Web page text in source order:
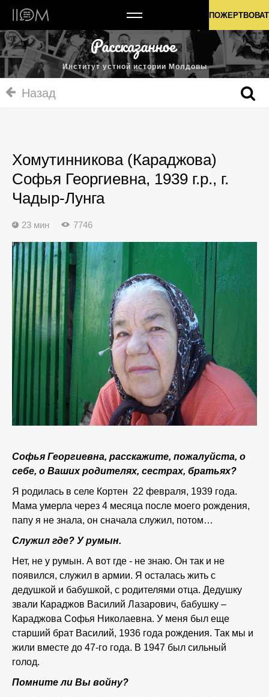
Институт устной истории Молдовы
Институт устной истории Молдовы
Назад
Хомутинникова (Караджова)
Софья Георгиевна, 1939 г.р., г.
Чадыр-Лунга
23 мин 7746
Софья Георгиевна, расскажите, пожалуйста, о
себе, о Ваших родителях, сестрах, братьях?
Я родилась в селе Кортен 22 февраля, 1939 года.
Мама умерла через 4 месяца после моего рождения,
папу я не знала, он сначала служил, потом…
Служил где? У румын.
Нет, не у румын. А вот где - не знаю. Он так и не
появился, служил в армии. Я осталась жить с
дедушкой и бабушкой, с родителями отца. Дедушку
звали Караджов Василий Лазарович, бабушку –
Караджова Софья Николаевна. У меня был еще
старший брат Василий, 1936 года рождения. Так мы и
жили вместе до 47-го года. В 1947 был сильный
голод.
Помните ли Вы войну?